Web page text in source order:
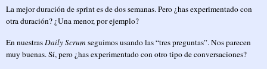
La mejor duración de sprint es de dos semanas. Pero ¿has experimentado con
otra duración? ¿Una menor, por ejemplo?
En nuestrasDaily Scrumseguimos usando las “tres preguntas”. Nos parecen
muy buenas. Sí, pero ¿has experimentado con otro tipo de conversaciones?